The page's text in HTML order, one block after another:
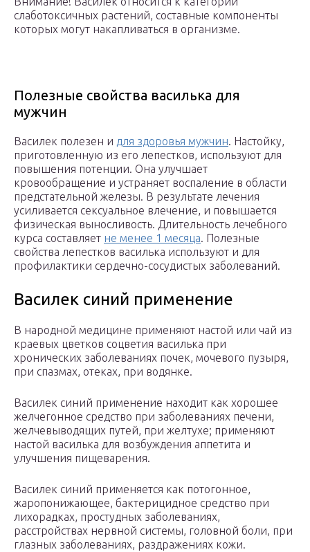
слаботоксичных растений, составные компоненты
которых могут накапливаться в организме.
Полезные свойства василька для
мужчин
Василек полезен и для здоровья мужчин. Настойку,
приготовленную из его лепестков, используют для
повышения потенции. Она улучшает
кровообращение и устраняет воспаление в области
предстательной железы. В результате лечения
усиливается сексуальное влечение, и повышается
физическая выносливость. Длительность лечебного
курса составляет не менее 1 месяца. Полезные
свойства лепестков василька используют и для
профилактики сердечно-сосудистых заболеваний.
Василек синий применение
В народной медицине применяют настой или чай из
краевых цветков соцветия василька при
хронических заболеваниях почек, мочевого пузыря,
при спазмах, отеках, при водянке.
Василек синий применение находит как хорошее
желчегонное средство при заболеваниях печени,
желчевыводящих путей, при желтухе; применяют
настой василька для возбуждения аппетита и
улучшения пищеварения.
Василек синий применяется как потогонное,
жаропонижающее, бактерицидное средство при
лихорадках, простудных заболеваниях,
расстройствах нервной системы, головной боли, при
глазных заболеваниях, раздражениях кожи.